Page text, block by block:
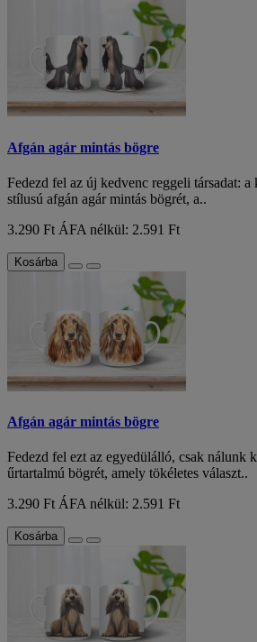
Afgán agár mintás bögre
Fedezd fel az új kedvenc reggeli társadat:
stílusú afgán agár mintás bögrét, a..
3.290 Ft ÁFA nélkül: 2.591 Ft
Kosárba
Afgán agár mintás bögre
Fedezd fel ezt az egyedülálló, csak nálunk
űrtartalmú bögrét, amely tökéletes választ..
3.290 FtÁFA nélkül: 2.591 Ft
Kosárba